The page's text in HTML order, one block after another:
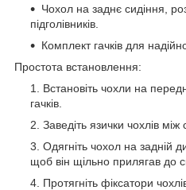
Чохол на заднє сидіння,
підголівників.
Комплект гачків для
Простота встановлення:
Встановіть чохли на
гачків.
Заведіть язички чохлів
Одягніть чохол на задній
щоб він щільно прилягав до
Протягніть фіксатори